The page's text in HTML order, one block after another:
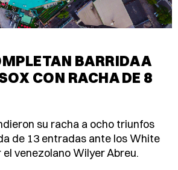
BARRIDA A
CON RACHA DE 8
su racha a ocho triunfos
de 13 entradas ante los White
venezolano Wilyer Abreu.